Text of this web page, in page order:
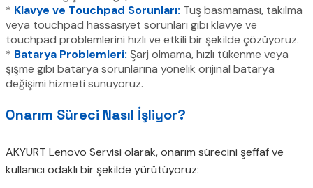
* Klavye ve Touchpad Sorunları: Tuş basmaması, takılma
veya touchpad hassasiyet sorunları gibi klavye ve
touchpad problemlerini hızlı ve etkili bir şekilde çözüyoruz.
* Batarya Problemleri: Şarj olmama, hızlı tükenme veya
şişme gibi batarya sorunlarına yönelik orijinal batarya
değişimi hizmeti sunuyoruz.
Onarım Süreci Nasıl İşliyor?
AKYURT Lenovo Servisi olarak, onarım sürecini şeffaf ve
kullanıcı odaklı bir şekilde yürütüyoruz: